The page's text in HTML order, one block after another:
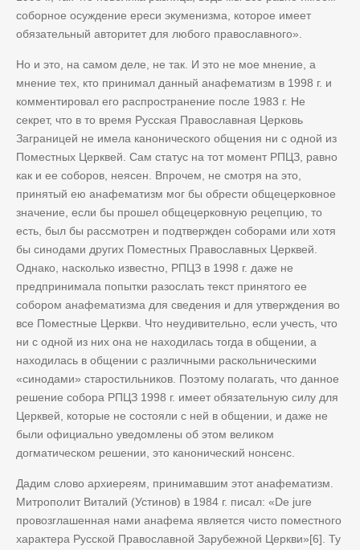
соборное осуждение ереси экуменизма, которое имеет
обязательный авторитет для любого православного».
Но и это, на самом деле, не так. И это не мое мнение, а
мнение тех, кто принимал данный анафематизм в 1998 г. и
комментировал его распространение после 1983 г. Не
секрет, что в то время Русская Православная Церковь
Заграницей не имела канонического общения ни с одной из
Поместных Церквей. Сам статус на тот момент РПЦЗ, равно
как и ее соборов, неясен. Впрочем, не смотря на это,
принятый ею анафематизм мог бы обрести общецерковное
значение, если бы прошел общецерковную рецепцию, то
есть, был бы рассмотрен и подтвержден соборами или хотя
бы синодами других Поместных Православных Церквей.
Однако, насколько известно, РПЦЗ в 1998 г. даже не
предпринимала попытки разослать текст принятого ее
собором анафематизма для сведения и для утверждения во
все Поместные Церкви. Что неудивительно, если учесть, что
ни с одной из них она не находилась тогда в общении, а
находилась в общении с различными раскольническими
«синодами» старостильников. Поэтому полагать, что данное
решение собора РПЦЗ 1998 г. имеет обязательную силу для
Церквей, которые не состояли с ней в общении, и даже не
были официально уведомлены об этом великом
догматическом решении, это канонический нонсенс.
Дадим слово архиереям, принимавшим этот анафематизм.
Митрополит Виталий (Устинов) в 1984 г. писал: «De jure
провозглашенная нами анафема является чисто поместного
характера Русской Православной Зарубежной Церкви»[6]. Ту